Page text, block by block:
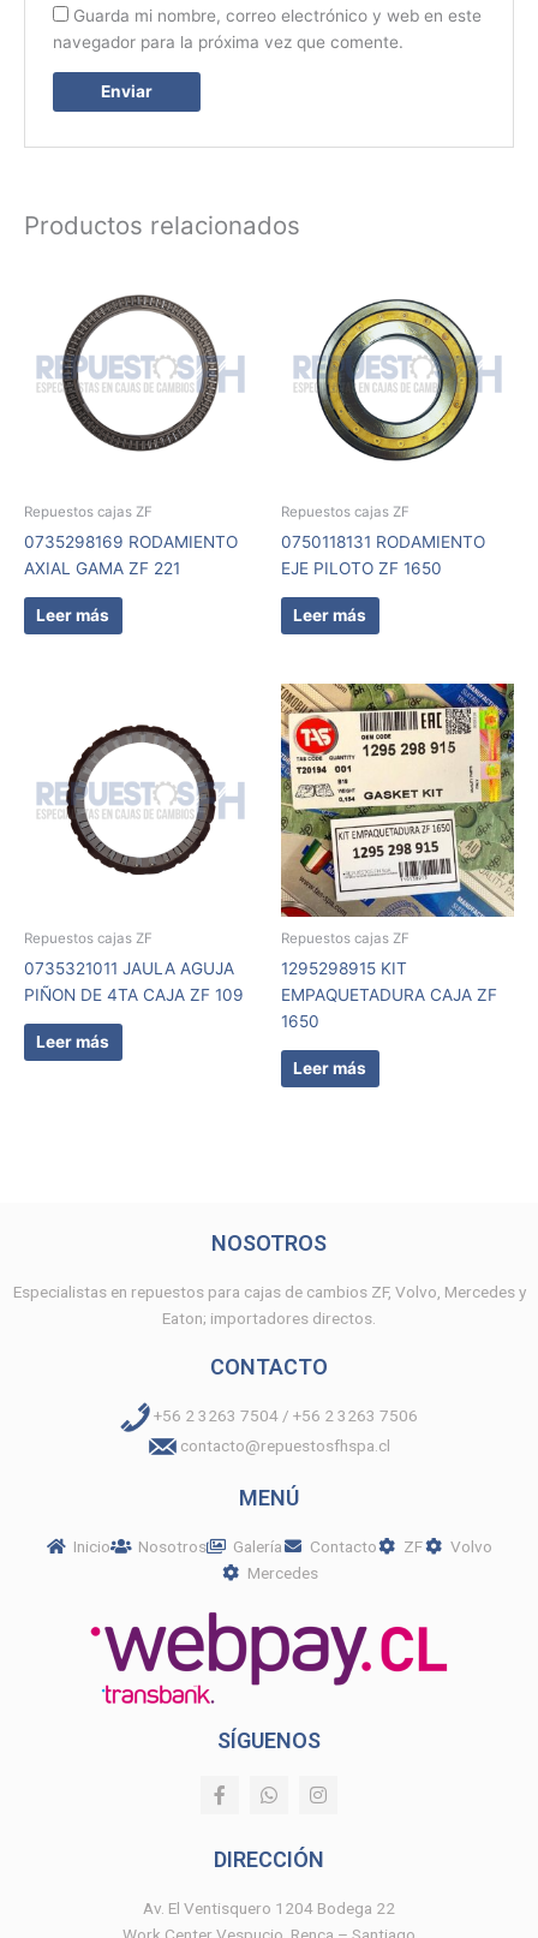
Guarda mi nombre, correo electrónico y web en este
navegador para la próxima vez que comente.
Productos relacionados
Repuestos cajas ZF
0735298169 RODAMIENTO
AXIAL GAMA ZF 221
Leer más
Repuestos cajas ZF
0750118131 RODAMIENTO
EJE PILOTO ZF 1650
Leer más
Repuestos cajas ZF
0735321011 JAULA AGUJA
PIÑON DE 4TA CAJA ZF 109
Leer más
Repuestos cajas ZF
1295298915 KIT
EMPAQUETADURA CAJA ZF
1650
Leer más
NOSOTROS
Especialistas en repuestos para cajas de cambios ZF, Volvo, Mercedes y
Eaton; importadores directos.
CONTACTO
+56 2 3263 7504 / +56 2 3263 7506
contacto@repuestosfhspa.cl
MENÚ
Inicio Nosotros Galería Contacto ZF
Volvo
Mercedes
SÍGUENOS
F
a
b
o
k
W
h
s
p
p
I
n
a
r
a
DIRECCIÓN
Av. El Ventisquero 1204 Bodega 22
Work Center Vespucio, Renca – Santiago